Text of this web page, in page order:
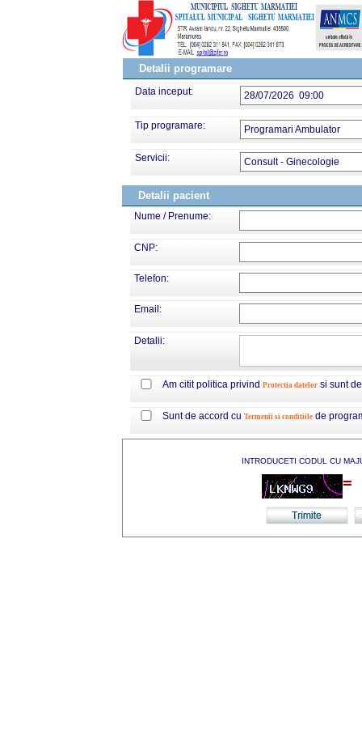
Detalii programare
Data inceput: 28/07/2026 09:00
Tip programare: Programari Ambulator
Servicii: Consult - Ginecologie
Detalii pacient
Nume / Prenume:
CNP:
Telefon:
Email:
Detalii:
Am citit politica privind Protectia datelor si sunt
Sunt de accord cu Termenii si conditiile de
INTRODUCETI CODUL CU
=